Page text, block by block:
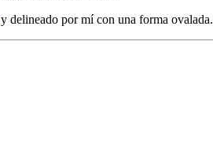
y delineado por mí con una forma ovalada.